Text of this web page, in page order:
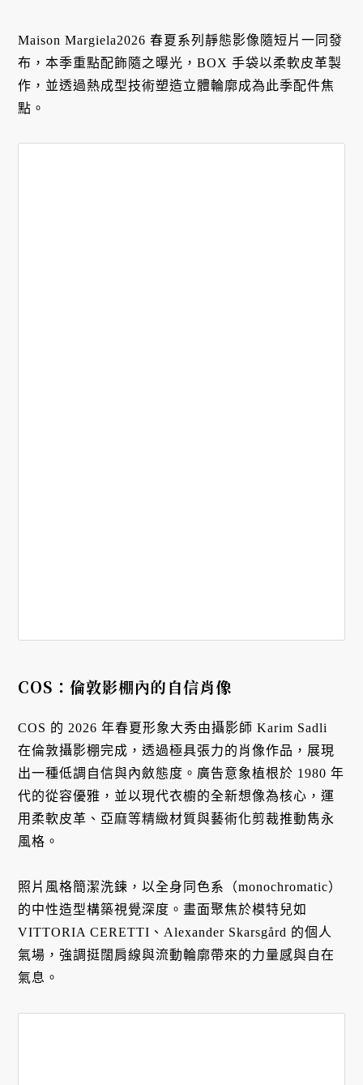
Maison Margiela2026 春夏系列靜態影像隨短片一同發
布，本季重點配飾隨之曝光，BOX 手袋以柔軟皮革製
作，並透過熱成型技術塑造立體輪廓成為此季配件焦
點。
COS：倫敦影棚內的自信肖像
COS 的 2026 年春夏形象大秀由攝影師 Karim Sadli
在倫敦攝影棚完成，透過極具張力的肖像作品，展現
出一種低調自信與內斂態度。廣告意象植根於 1980 年
代的從容優雅，並以現代衣櫥的全新想像為核心，運
用柔軟皮革、亞麻等精緻材質與藝術化剪裁推動雋永
風格。
照片風格簡潔洗鍊，以全身同色系（monochromatic）
的中性造型構築視覺深度。畫面聚焦於模特兒如
VITTORIA CERETTI、Alexander Skarsgård 的個人
氣場，強調挺闊肩線與流動輪廓帶來的力量感與自在
氣息。